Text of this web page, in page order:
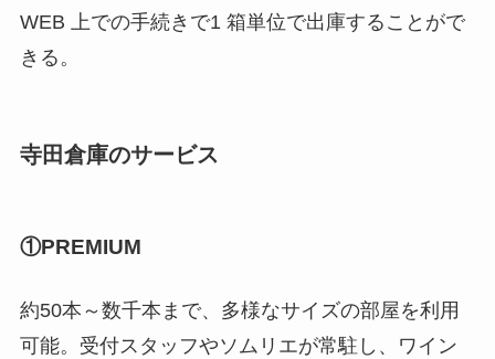
WEB 上での手続きで1 箱単位で出庫することがで
きる。
寺田倉庫のサービス
①PREMIUM
約50本～数千本まで、多様なサイズの部屋を利用
可能。受付スタッフやソムリエが常駐し、ワイン